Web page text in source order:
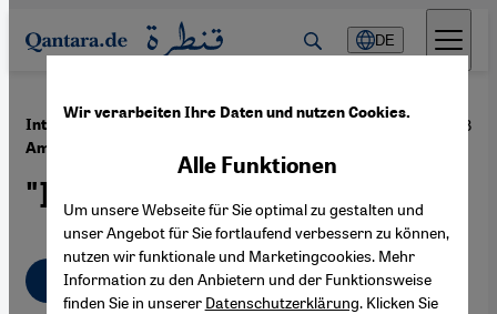
Direkt zum Inhalt springen
DE
Interview mit dem israelischen Schriftsteller
Amos Oz
·07.05.2018
"Ich möchte Frieden"
Deutsch English
Wir verarbeiten Ihre Daten und nutzen Cookies.
Alle Funktionen
Um unsere Webseite für Sie optimal zu gestalten und
unser Angebot für Sie fortlaufend verbessern zu können,
nutzen wir funktionale und Marketingcookies. Mehr
Information zu den Anbietern und der Funktionsweise
finden Sie in unserer Datenschutzerklärung. Klicken Sie